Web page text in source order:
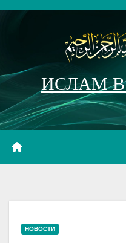
Перейти
ИСЛАМ
НОВОСТИ